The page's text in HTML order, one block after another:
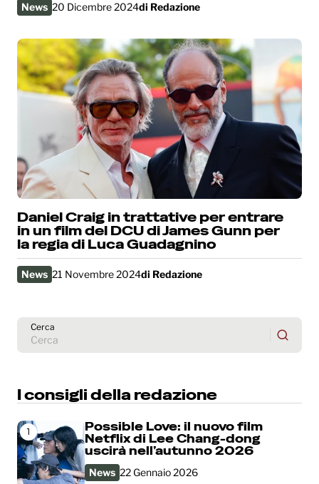
News 20 Dicembre 2024di Redazione
Daniel Craig in trattative per entrare
in un film del DCU di James Gunn per
la regia di Luca Guadagnino
News 21 Novembre 2024di Redazione
Cerca
I consigli della redazione
1
Possible Love: il nuovo film
Netflix di Lee Chang-dong
uscirà nell’autunno 2026
News 22 Gennaio 2026